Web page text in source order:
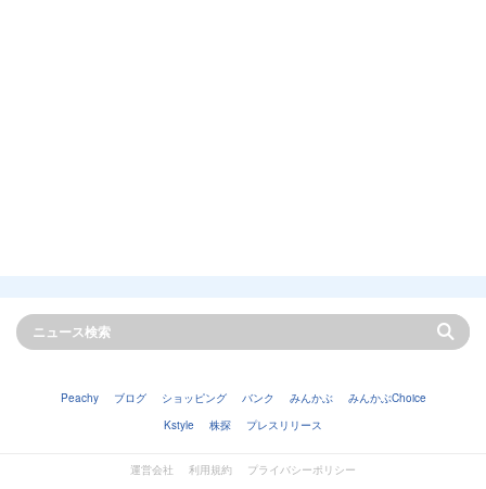
Peachy ブログ ショッピング バンク みんかぶ
みんかぶChoice
Kstyle
株探 プレスリリース
運営会社 利用規約 プライバシーポリシー